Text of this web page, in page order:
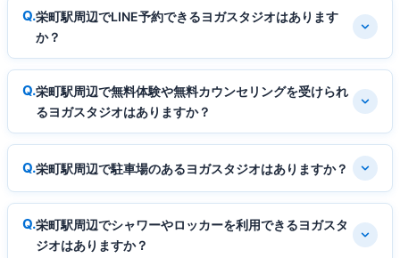
栄町駅周辺でLINE予約できるヨガスタジオはあります
か？
栄町駅周辺で無料体験や無料カウンセリングを受けられ
るヨガスタジオはありますか？
栄町駅周辺で駐車場のあるヨガスタジオはありますか？
栄町駅周辺でシャワーやロッカーを利用できるヨガスタ
ジオはありますか？